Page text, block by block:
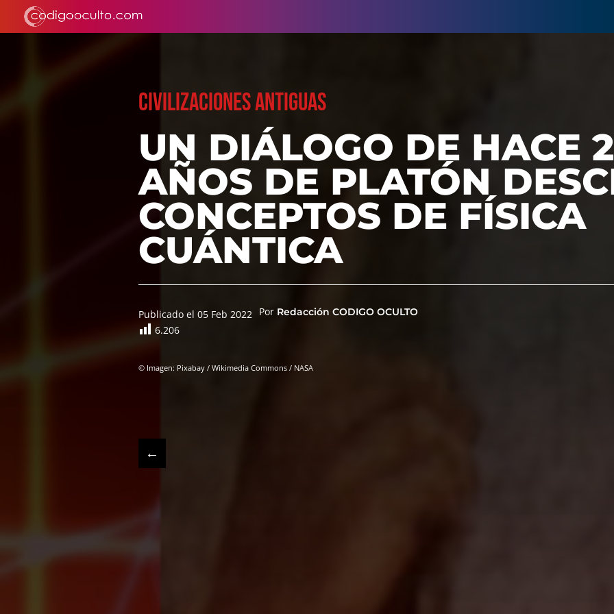
CIVILIZACIONES ANTIGUAS
UN DIÁLOGO DE HACE
AÑOS DE PLATÓN
CONCEPTOS DE FÍSICA
CUÁNTICA
Publicado el 05 Feb 2022 Por Redacción CODIGO OCULTO
6.206
© Imagen: Pixabay / Wikimedia Commons / NASA
←